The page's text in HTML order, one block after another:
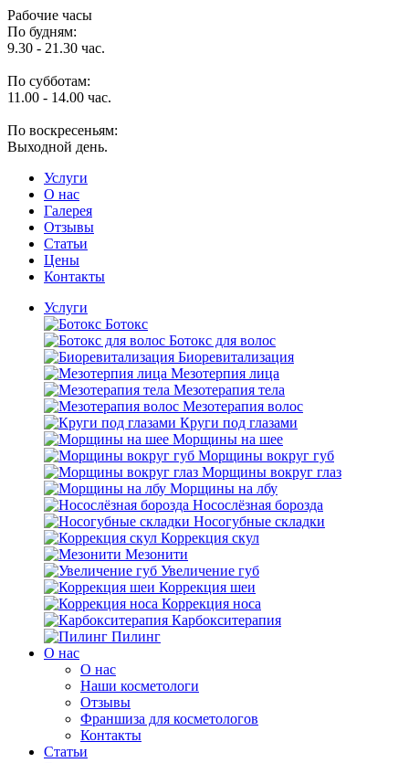
Рабочие часы
По будням:
9.30 - 21.30 час.
По субботам:
11.00 - 14.00 час.
По воскресеньям:
Выходной день.
Услуги
O нас
Галерея
Отзывы
Статьи
Цены
Контакты
Услуги
Ботокс
Ботокс для волос
Биоревитализация
Мезотерпия лица
Мезотерапия тела
Мезотерапия волос
Круги под глазами
Морщины на шее
Морщины вокруг губ
Морщины вокруг глаз
Морщины на лбу
Носослёзная борозда
Носогубные складки
Коррекция скул
Мезонити
Увеличение губ
Коррекция шеи
Коррекция носа
Карбокситерапия
Пилинг
O нас
O нас
Наши косметологи
Отзывы
Франшиза для косметологов
Контакты
Статьи